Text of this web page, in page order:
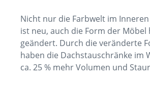
Nicht nur die Farbwelt im
ist neu, auch die Form der Möbel
geändert. Durch die veränderte
haben die Dachstauschränke im
ca. 25 % mehr Volumen und